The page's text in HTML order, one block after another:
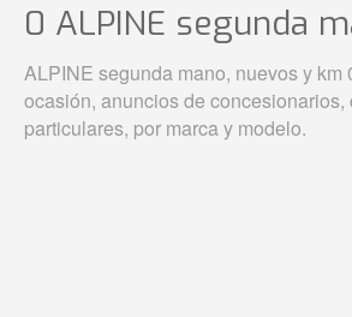
0 ALPINE segunda
ALPINE segunda mano, nuevos y km
ocasión, anuncios de concesionarios,
particulares, por marca y modelo.